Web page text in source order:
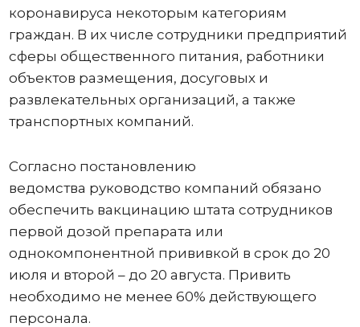
коронавируса некоторым категориям
граждан. В их числе сотрудники предприятий
сферы общественного питания, работники
объектов размещения, досуговых и
развлекательных организаций, а также
транспортных компаний.
Согласно постановлению
ведомства руководство компаний обязано
обеспечить вакцинацию штата сотрудников
первой дозой препарата или
однокомпонентной прививкой в срок до 20
июля и второй – до 20 августа. Привить
необходимо не менее 60% действующего
персонала.